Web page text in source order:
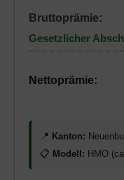
Bruttoprämie:
Gesetzlicher
Nettoprämie:
📍 Kanton:
📋 Modell: HMO